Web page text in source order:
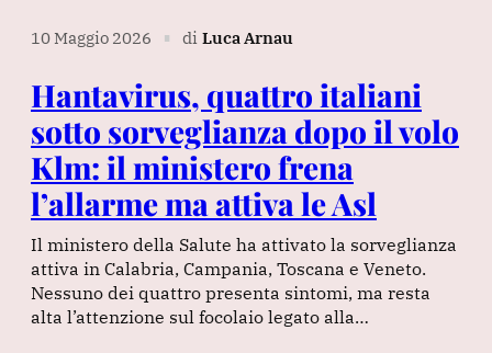
10 Maggio 2026 ∎ di Luca Arnau
Hantavirus, quattro italiani
sotto sorveglianza dopo il volo
Klm: il ministero frena
l’allarme ma attiva le Asl
Il ministero della Salute ha attivato la sorveglianza
attiva in Calabria, Campania, Toscana e Veneto.
Nessuno dei quattro presenta sintomi, ma resta
alta l’attenzione sul focolaio legato alla…